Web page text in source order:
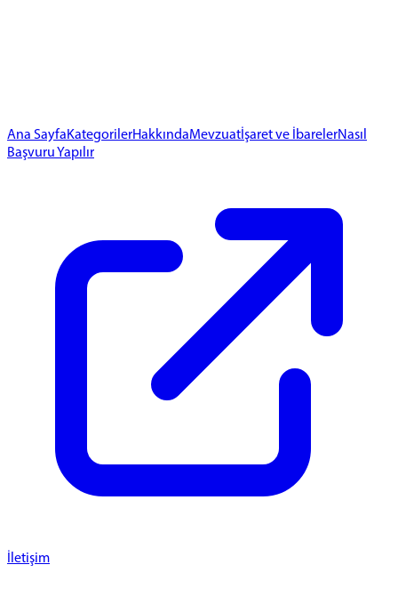
Ana SayfaKategorilerHakkındaMevzuatİşaret ve İbarelerNasıl
Başvuru Yapılır
İletişim